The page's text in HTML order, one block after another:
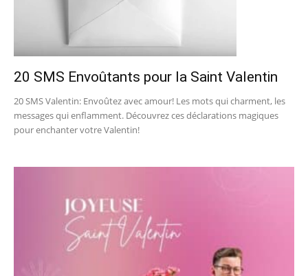
20 SMS Envoûtants pour la Saint Valentin
20 SMS Valentin: Envoûtez avec amour! Les mots qui charment, les
messages qui enflamment. Découvrez ces déclarations magiques
pour enchanter votre Valentin!